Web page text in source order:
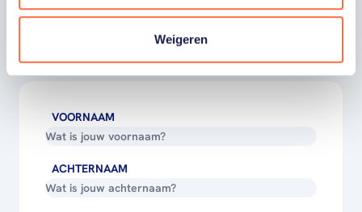
Weigeren
winactie's of toffe sportupdates? Vul dan
voor onze nieuwsbrief.
VOORNAAM
ACHTERNAAM